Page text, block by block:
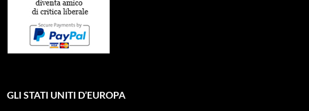
GLI STATI UNITI D’EUROPA